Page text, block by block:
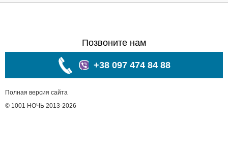
Позвоните нам
+38 097 474 84 88
Полная версия сайта
© 1001 НОЧЬ 2013-2026